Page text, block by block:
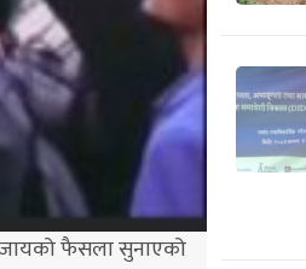
फैसला सुनाएको